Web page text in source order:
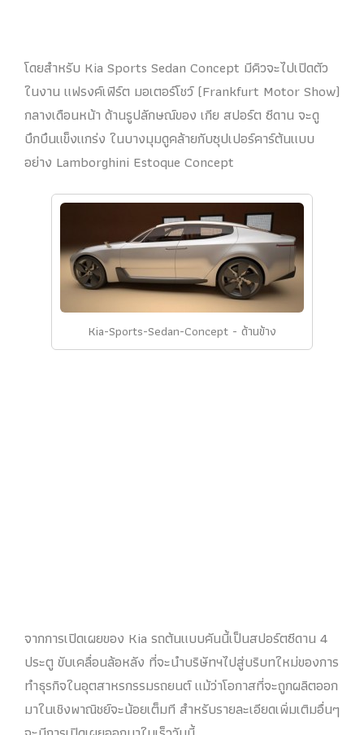
โดยสำหรับ Kia Sports Sedan Concept มีคิวจะไปเปิดตัว
ในงาน แฟรงค์เฟิร์ต มอเตอร์โชว์ (Frankfurt Motor Show)
กลางเดือนหน้า ด้านรูปลักษณ์ของ เกีย สปอร์ต ซีดาน จะดู
บึกบึนแข็งแกร่ง ในบางมุมดูคล้ายกับซุปเปอร์คาร์ต้นแบบ
อย่าง Lamborghini Estoque Concept
Kia-Sports-Sedan-Concept - ด้านข้าง
จากการเปิดเผยของ Kia รถต้นแบบคันนี้เป็นสปอร์ตซีดาน 4
ประตู ขับเคลื่อนล้อหลัง ที่จะนำบริษัทฯไปสู่บริบทใหม่ของการ
ทำธุรกิจในอุตสาหรกรรมรถยนต์ แม้ว่าโอกาสที่จะถูกผลิตออก
มาในเชิงพาณิชย์จะน้อยเต็มที สำหรับรายละเอียดเพิ่มเติมอื่นๆ